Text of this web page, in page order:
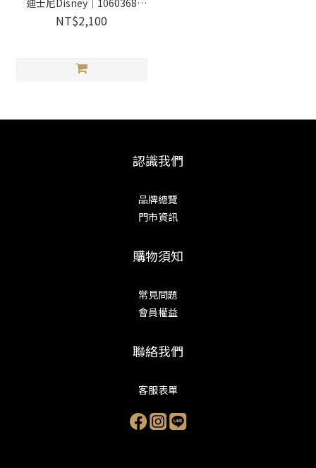
迪士尼Disney｜1060368
Wooderful life
NT$2,100
認識我們
品牌總覽
門市資訊
購物須知
常見問題
會員權益
聯絡我們
客服表單